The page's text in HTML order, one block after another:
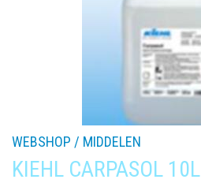
WEBSHOP / MIDDELEN
KIEHL CARPASOL 10L